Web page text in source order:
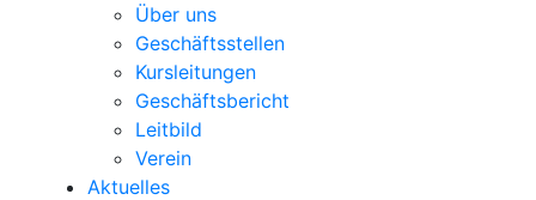
Über uns
Geschäftsstellen
Kursleitungen
Geschäftsbericht
Leitbild
Verein
Aktuelles